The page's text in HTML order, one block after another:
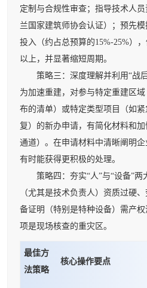
定制与合规性审查；指导技术人
兰国家建筑师协会认证）；预先
投入（约占总预算的15%-25%）
以上，并显著缩短周期。
策略三：深度理解并利用“战后
为加速重建，对参与特定重建区域
布的清单）或特定类型项目（如
复）的新办申请，有简化材料和
通道）。在申请材料中清晰阐明企
有时能获得更积极的处理。
策略四：夯实“人”与“设备”两
（尤其是技术负责人）资质过硬
备证明（特别是特种设备）需产
项是现场核查的重灾区。
最佳方
法策略
核心操作要点